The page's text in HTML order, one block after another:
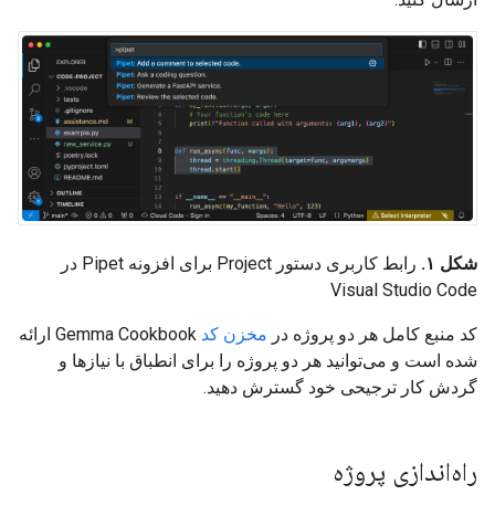
شکل ۱.
رابط کاربری دستور Project برای افزونه Pipet در
Visual Studio Code
کد منبع کامل هر دو پروژه در مخزن کد
Gemma Cookbook ارائه
شده است و می‌توانید هر دو پروژه را برای انطباق با نیازها و
گردش کار ترجیحی خود گسترش دهید.
راه‌اندازی پروژه